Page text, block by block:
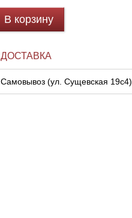
В корзину
ДОСТАВКА
Самовывоз (ул. Сущевская 19с4)